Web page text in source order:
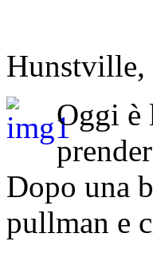
Hunstville,
Oggi è
Dopo una
pullman e